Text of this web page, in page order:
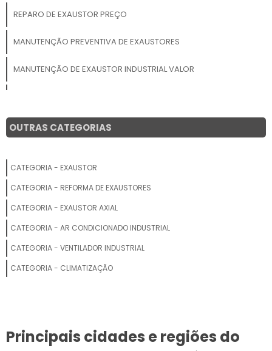
REPARO DE EXAUSTOR PREÇO
MANUTENÇÃO PREVENTIVA DE EXAUSTORES
MANUTENÇÃO DE EXAUSTOR INDUSTRIAL VALOR
MANUTENÇÃO DE EXAUSTOR
MANUTENÇÃO DE EXAUSTOR DE BANHEIRO
MANUTENÇÃO EXAUSTORES INDUSTRIAIS
VALOR DE MANUTENÇÃO DE EXAUSTOR
OUTRAS CATEGORIAS
CATEGORIA - EXAUSTOR
CATEGORIA - REFORMA DE EXAUSTORES
CATEGORIA - EXAUSTOR AXIAL
CATEGORIA - AR CONDICIONADO INDUSTRIAL
CATEGORIA - VENTILADOR INDUSTRIAL
CATEGORIA - CLIMATIZAÇÃO
Principais cidades e regiões do